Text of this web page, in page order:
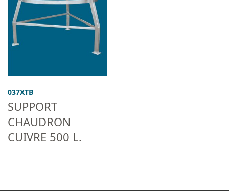
037XTB
SUPPORT
CHAUDRON
CUIVRE 500 L.